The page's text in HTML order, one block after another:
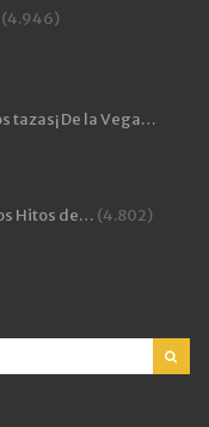
(4.946)
tazas¡ De la Vega…
Hitos de… (4.802)